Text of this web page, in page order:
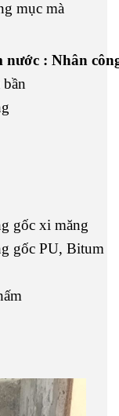
mục mà
nước : Nhân
gốc xi măng
gốc PU, Bitum